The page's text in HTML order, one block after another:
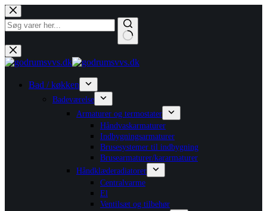
Fortsæt
til
indhold
Ingen
resultater
Bad / køkken
Badeværelse
Armaturer og termostater
Håndvaskarmaturer
Indbygningsarmaturer
Brusesystemer til indbygning
Brusearmaturer/kararmaturer
Håndklæderadiatorer
Centralvarme
El
Ventilsæt og tilbehør